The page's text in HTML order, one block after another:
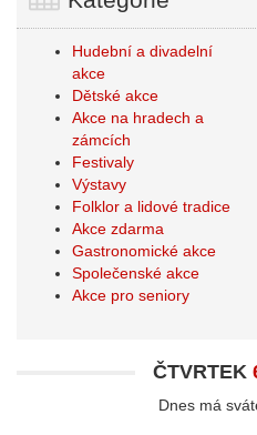
Hudební a divadelní
akce
Dětské akce
Akce na hradech a
zámcích
Festivaly
Výstavy
Folklor a lidové tradice
Akce zdarma
Gastronomické akce
Společenské akce
Akce pro seniory
ČTVRTEK
Dnes má